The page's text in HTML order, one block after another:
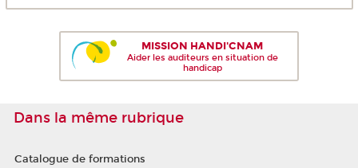
MISSION HANDI'CNAM
Aider les auditeurs en situation de
handicap
Dans la même rubrique
Catalogue de formations